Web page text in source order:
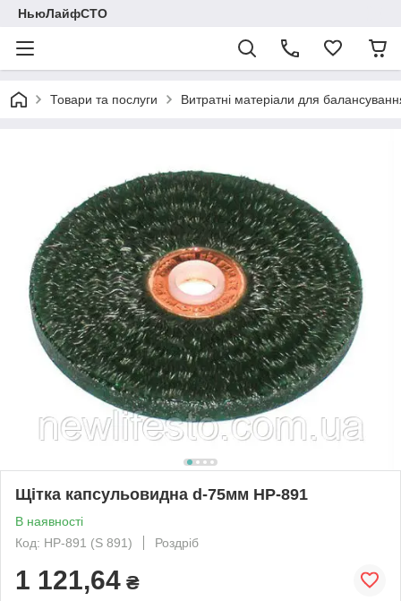
НьюЛайфСТО
Товари та послуги Витратні матеріали для
Щітка капсульовидна d-75мм HP-891
В наявності
Код: HP-891 (S 891)
Роздріб
1 121,64 ₴